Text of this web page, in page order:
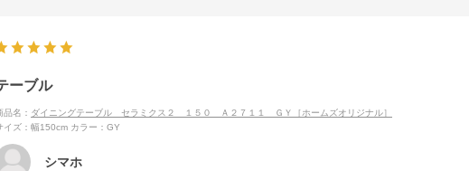
ーブル
品名： ダイニングテーブル セラミクス２ １５０ Ａ２７１１ ＧＹ［ホームズオリジナル］
イズ：幅150cm カラー：GY
シマホ